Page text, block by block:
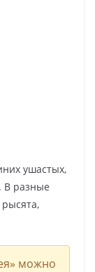
ушастых,
В разные
можно